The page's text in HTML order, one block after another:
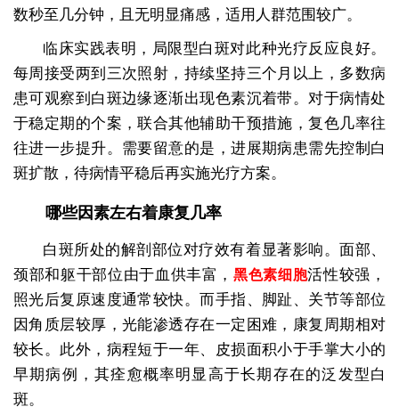
数秒至几分钟，且无明显痛感，适用人群范围较广。
临床实践表明，局限型白斑对此种光疗反应良好。
每周接受两到三次照射，持续坚持三个月以上，多数病
患可观察到白斑边缘逐渐出现色素沉着带。对于病情处
于稳定期的个案，联合其他辅助干预措施，复色几率往
往进一步提升。需要留意的是，进展期病患需先控制白
斑扩散，待病情平稳后再实施光疗方案。
哪些因素左右着康复几率
白斑所处的解剖部位对疗效有着显著影响。面部、
颈部和躯干部位由于血供丰富，黑色素细胞活性较强，
照光后复原速度通常较快。而手指、脚趾、关节等部位
因角质层较厚，光能渗透存在一定困难，康复周期相对
较长。此外，病程短于一年、皮损面积小于手掌大小的
早期病例，其痊愈概率明显高于长期存在的泛发型白
斑。